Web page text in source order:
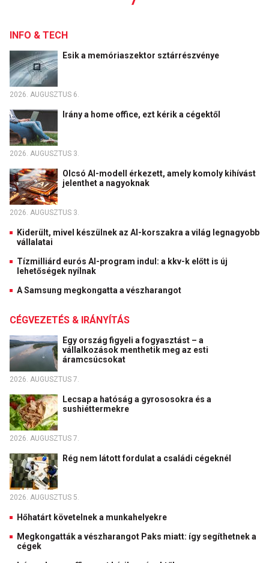
INFO & TECH
Esik a memóriaszektor sztárrészvénye
2026. AUGUSZTUS 6.
Irány a home office, ezt kérik a cégektől
2026. AUGUSZTUS 3.
Olcsó AI-modell érkezett, amely komoly kihívást
jelenthet a nagyoknak
2026. AUGUSZTUS 3.
Kiderült, mivel készülnek az AI-korszakra a világ legnagyobb
vállalatai
Tízmilliárd eurós AI-program indul: a kkv-k előtt is új
lehetőségek nyílnak
A Samsung megkongatta a vészharangot
CÉGVEZETÉS & IRÁNYÍTÁS
Egy ország figyeli a fogyasztást – a
vállalkozások menthetik meg az esti
áramcsúcsokat
2026. AUGUSZTUS 7.
Lecsap a hatóság a gyrososokra és a
sushiéttermekre
2026. AUGUSZTUS 7.
Rég nem látott fordulat a családi cégeknél
2026. AUGUSZTUS 5.
Hőhatárt követelnek a munkahelyekre
Megkongatták a vészharangot Paks miatt: így segíthetnek a
cégek